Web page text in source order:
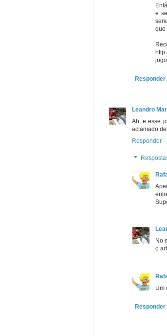
e
que
Responder
Leandro
Ah, e esse
aclamado
Responder
No
o
Um
Responder